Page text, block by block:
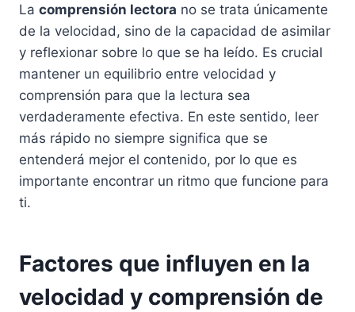
La comprensión lectora no se trata únicamente
de la velocidad, sino de la capacidad de asimilar
y reflexionar sobre lo que se ha leído. Es crucial
mantener un equilibrio entre velocidad y
comprensión para que la lectura sea
verdaderamente efectiva. En este sentido, leer
más rápido no siempre significa que se
entenderá mejor el contenido, por lo que es
importante encontrar un ritmo que funcione para
ti.
Factores que influyen en la
velocidad y comprensión de